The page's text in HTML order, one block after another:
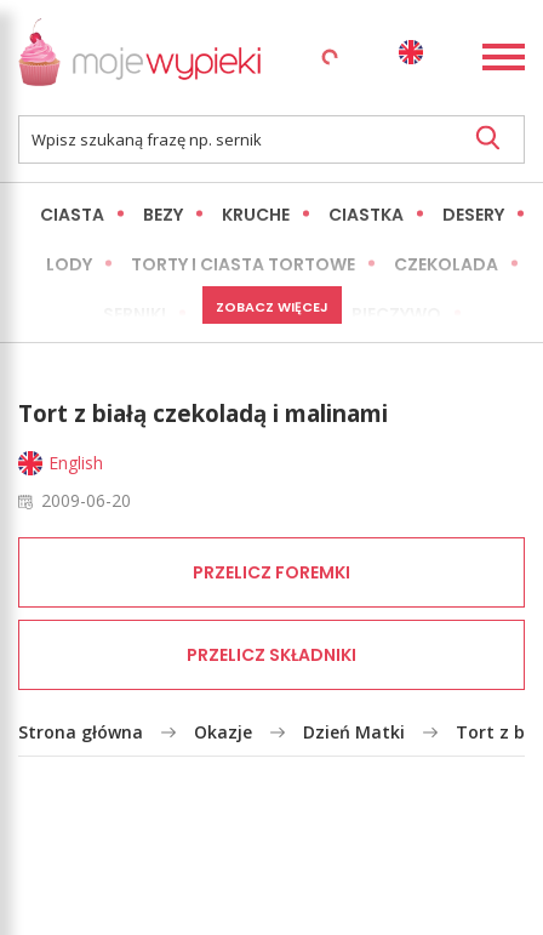
CIASTA BEZY KRUCHE CIASTKA DESERY
LODY TORTY I CIASTA TORTOWE CZEKOLADA
MINI WYPIEKI
LŻEJSZE / ZDROWSZE INNE
ZOBACZ WIĘCEJ
Tort z białą czekoladą i malinami
English
2009-06-20
PRZELICZ FOREMKI
PRZELICZ SKŁADNIKI
Strona główna Okazje Dzień Matki Tort z